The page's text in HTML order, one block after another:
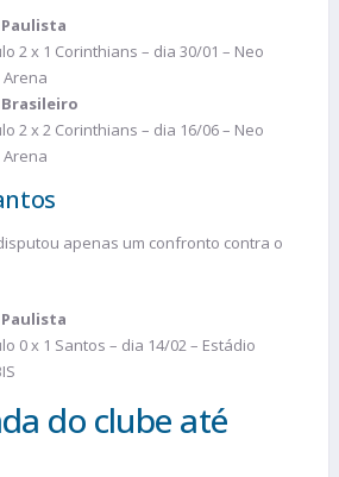
2 x 1 Corinthians – dia 30/01 – Neo
Arena
2 x 2 Corinthians – dia 16/06 – Neo
Arena
apenas um confronto contra o
0 x 1 Santos – dia 14/02 – Estádio
do clube até